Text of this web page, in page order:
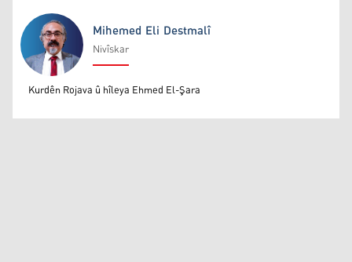
Mihemed Eli Destmalî
Mihemed Eli Destmalî
Nivîskar
Kurdên Rojava û hîleya Ehmed El-Şara